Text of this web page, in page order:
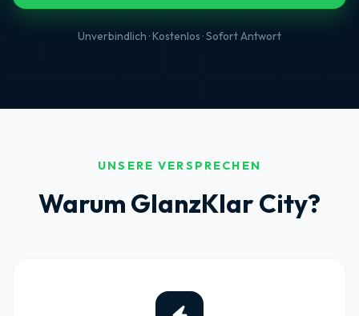
Unverbindlich · Kostenlos · Sofort Antwort
UNSERE VERSPRECHEN
Warum GlanzKlar City?